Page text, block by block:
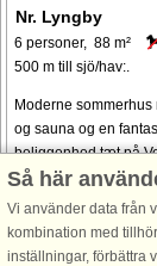
Nr. Lyngby
6 personer, 88 m²
500 m till sjö/hav:.
Moderne sommerhus
og sauna og en
beliggenhed tæt på
Lønstrup og Løkken.
topmoderne indrettet i
Huset har et skønt
store vinduer, ...
Så här
Vi använder data från
kombination med
inställningar, förbättra